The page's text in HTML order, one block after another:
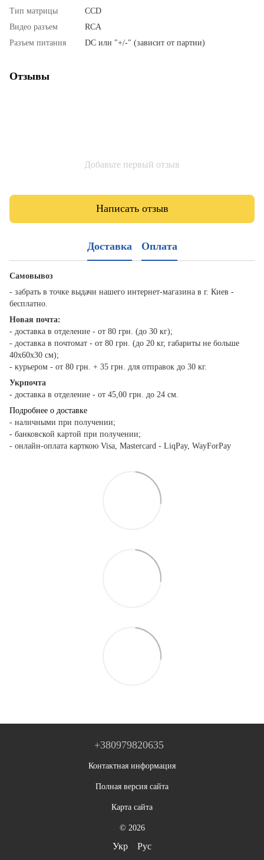
Тип матрицы
ССD
Видео разъем
RCA
Разъем питания
DC или "+/-" (зависит от партии)
Отзывы
Добавьте первый отзыв
Написать отзыв
Доставка Оплата
Самовывоз
- забрать в точке выдачи нашего интернет-магазина в г. Киев -
бесплатно.
Новая почта:
- доставка в отделение - от 80 грн. (до 30 кг);
- доставка в почтомат - от 80 грн. (до 20 кг, габариты не больше
40х60х30 см);
- курьером - от 80 грн. + 35 грн. для отправок до 30 кг.
Укрпочта
- доставка в отделение - от 45,00 грн. до 24 см.
Подробнее о доставке
- наличными при получении;
- банковской картой при получении;
- онлайн-оплата карткою Visa, Mastercard - LiqPay, WayForPay
+380979820635
Контактная информация
Полная версия сайта
Карта сайта
© 2026
Укр Рус